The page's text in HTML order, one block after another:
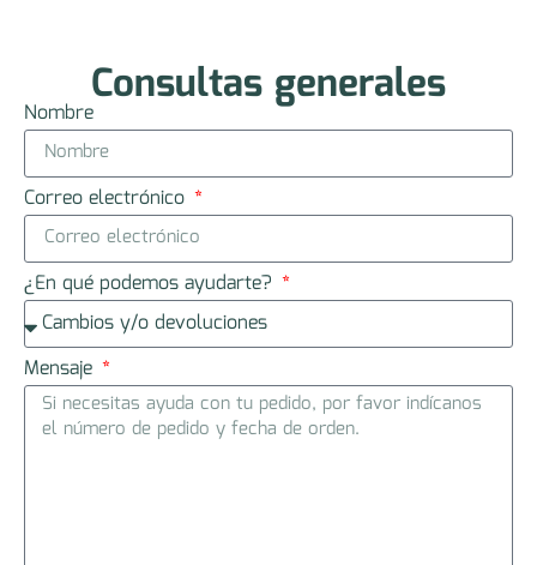
Consultas generales
Nombre
Correo electrónico
¿En qué podemos ayudarte?
Mensaje